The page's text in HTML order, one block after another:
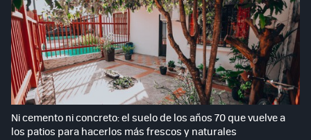
Ni cemento ni concreto: el suelo de los años 70 que vuelve a
los patios para hacerlos más frescos y naturales